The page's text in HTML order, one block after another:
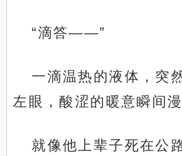
“滴答——”
一滴温热的液体，突
左眼，酸涩的暖意瞬间漫
就像他上辈子死在公